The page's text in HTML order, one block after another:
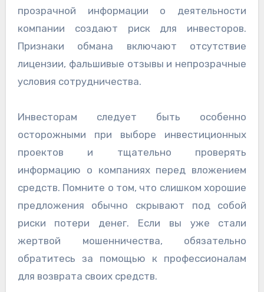
прозрачной информации о деятельности
компании создают риск для инвесторов.
Признаки обмана включают отсутствие
лицензии, фальшивые отзывы и непрозрачные
условия сотрудничества.
Инвесторам следует быть особенно
осторожными при выборе инвестиционных
проектов и тщательно проверять
информацию о компаниях перед вложением
средств. Помните о том, что слишком хорошие
предложения обычно скрывают под собой
риски потери денег. Если вы уже стали
жертвой мошенничества, обязательно
обратитесь за помощью к профессионалам
для возврата своих средств.